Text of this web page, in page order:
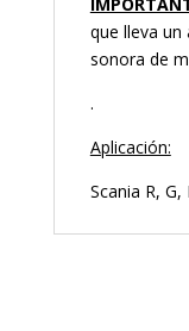
que lleva
sonora de
.
Aplicación:
Scania R,